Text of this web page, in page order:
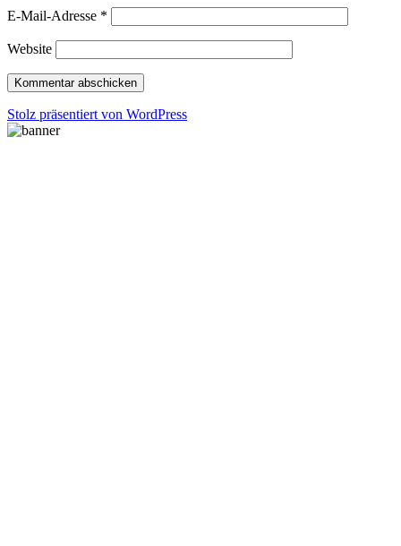
E-Mail-Adresse *
Website
Stolz präsentiert von WordPress